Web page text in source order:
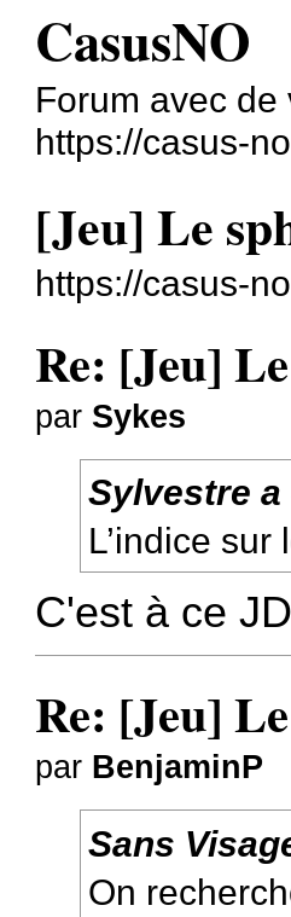
CasusNO
Forum avec
https://casus-
[Jeu] Le
https://casus-
Re: [Jeu]
par Sykes
Sylvestre a
L’indice
C'est à ce
Re: [Jeu]
par BenjaminP
Sans
On